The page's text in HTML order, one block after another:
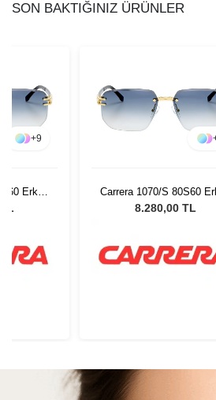
SON BAKTIĞINIZ ÜRÜNLER
+9
Erkek
Carrera 1070/S 80S60
Güneş Gözlüğü
8.280,00 TL